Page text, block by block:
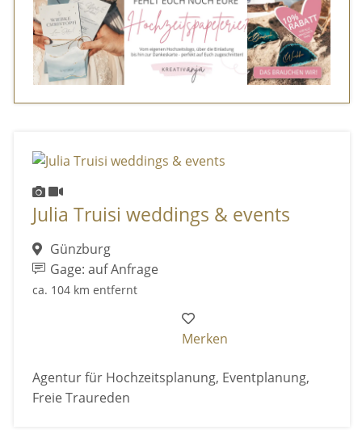
Julia Truisi weddings & events
Günzburg
Gage: auf Anfrage
ca. 104 km entfernt
Merken
Agentur für Hochzeitsplanung, Eventplanung,
Freie Traureden